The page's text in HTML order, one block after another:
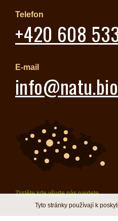
Telefon
+420 608
E-mail
info@natu.bio
Zjistěte kde všude nás najdete
Tyto stránky používají k